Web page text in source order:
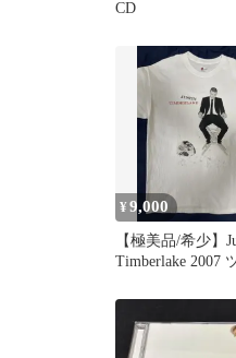
CD
¥9,000
【極美品/希少】
Timberlake 2007